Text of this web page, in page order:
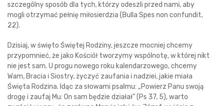
szczególny sposób dla tych, którzy odeszli przed nami, aby
mogli otrzymać pełnię miłosierdzia (Bulla Spes non confundit,
22).
Dzisiaj, w święto Świętej Rodziny, jeszcze mocniej chcemy
przypomnieć, że jako Kościół tworzymy wspólnotę, w której nikt
nie jest sam. U progu nowego roku kalendarzowego, chcemy
Wam, Bracia i Siostry, życzyć zaufania i nadziei, jakie miała
Święta Rodzina. Idąc za słowami psalmu: „Powierz Panu swoją
drogę i zaufaj Mu: On sam będzie działał” (Ps 37, 5), warto